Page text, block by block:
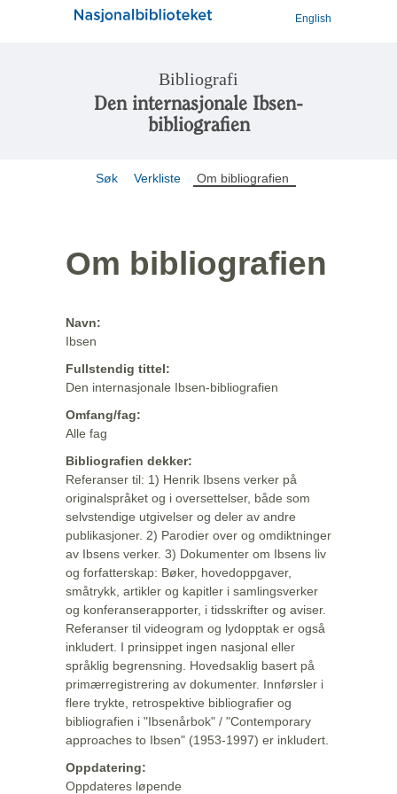
English
Bibliografi
Den internasjonale Ibsen-
bibliografien
Søk Verkliste Om bibliografien
Om bibliografien
Navn:
Ibsen
Fullstendig tittel:
Den internasjonale Ibsen-bibliografien
Omfang/fag:
Alle fag
Bibliografien dekker:
Referanser til: 1) Henrik Ibsens verker på
originalspråket og i oversettelser, både som
selvstendige utgivelser og deler av andre
publikasjoner. 2) Parodier over og omdiktninger
av Ibsens verker. 3) Dokumenter om Ibsens liv
og forfatterskap: Bøker, hovedoppgaver,
småtrykk, artikler og kapitler i samlingsverker
og konferanserapporter, i tidsskrifter og aviser.
Referanser til videogram og lydopptak er også
inkludert. I prinsippet ingen nasjonal eller
språklig begrensning. Hovedsaklig basert på
primærregistrering av dokumenter. Innførsler i
flere trykte, retrospektive bibliografier og
bibliografien i "Ibsenårbok" / "Contemporary
approaches to Ibsen" (1953-1997) er inkludert.
Oppdatering:
Oppdateres løpende